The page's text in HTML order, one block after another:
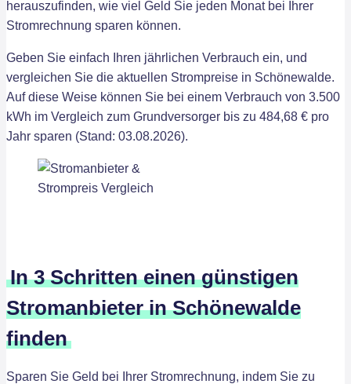
herauszufinden, wie viel Geld Sie jeden Monat bei Ihrer
Stromrechnung sparen können.
Geben Sie einfach Ihren jährlichen Verbrauch ein, und
vergleichen Sie die aktuellen Strompreise in Schönewalde.
Auf diese Weise können Sie bei einem Verbrauch von 3.500
kWh im Vergleich zum Grundversorger bis zu 484,68 € pro
Jahr sparen (Stand: 03.08.2026).
In 3 Schritten einen günstigen
Stromanbieter in Schönewalde
finden
Sparen Sie Geld bei Ihrer Stromrechnung, indem Sie zu